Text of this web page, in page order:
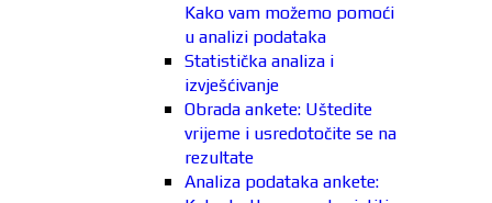
Kako vam možemo pomoći
u analizi podataka
Statistička analiza i
izvješćivanje
Obrada ankete: Uštedite
vrijeme i usredotočite se na
rezultate
Analiza podataka ankete: